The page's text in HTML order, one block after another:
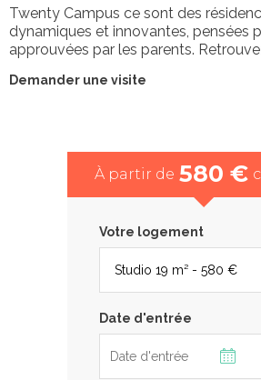
Twenty Campus ce sont des
dynamiques et innovantes, pensées
approuvées par les parents.
Demander une visite
À partir de 580 €
Votre logement
Date d'entrée